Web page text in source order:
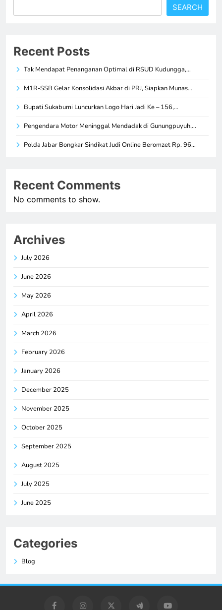
SEARCH
Recent Posts
Tak Mendapat Penanganan Optimal di RSUD Kudungga,…
M1R-SSB Gelar Konsolidasi Akbar di PRJ, Siapkan Munas…
Bupati Sukabumi Luncurkan Logo Hari Jadi Ke – 156,…
Pengendara Motor Meninggal Mendadak di Gunungpuyuh,…
Polda Jabar Bongkar Sindikat Judi Online Beromzet Rp. 96…
Recent Comments
No comments to show.
Archives
July 2026
June 2026
May 2026
April 2026
March 2026
February 2026
January 2026
December 2025
November 2025
October 2025
September 2025
August 2025
July 2025
June 2025
Categories
Blog